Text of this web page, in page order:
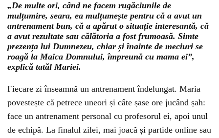
„De multe ori, când ne facem rugăciunile de
mulțumire, seara, ea mulțumește pentru că a avut un
antrenament bun, că a apărut o situație interesantă, că
a avut rezultate sau călătoria a fost frumoasă. Simte
prezența lui Dumnezeu, chiar și înainte de meciuri se
roagă la Maica Domnului, împreună cu mama ei”,
explică tatăl Mariei.
Fiecare zi înseamnă un antrenament îndelungat. Maria
povestește că petrece uneori și câte șase ore jucând șah:
face un antrenament personal cu profesorul ei, apoi unul
de echipă. La finalul zilei, mai joacă și partide online sau